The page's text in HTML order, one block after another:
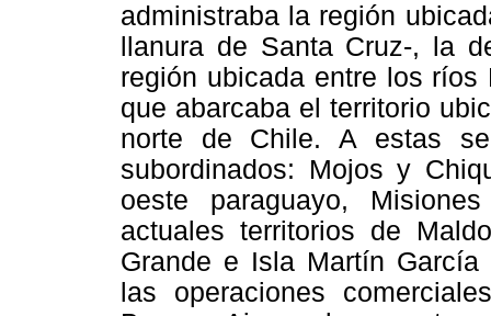
administraba la región
llanura de Santa Cruz-, la
región ubicada entre los
que abarcaba el territorio
norte de Chile. A estas
subordinados: Mojos y
oeste paraguayo,
actuales territorios de
Grande e Isla Martín
las operaciones